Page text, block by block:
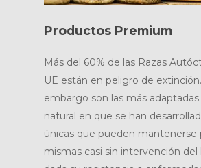
Productos Premium
Más del 60% de las Razas
UE están en peligro de
embargo son las más
natural en que se han
únicas que pueden mantenerse
mismas casi sin intervención